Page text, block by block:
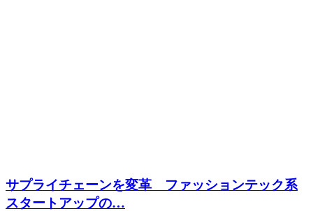
サプライチェーンを変革 ファッションテック系
スタートアップの…